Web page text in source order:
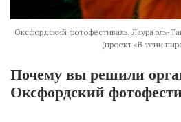
Оксфордский фотофестиваль. Лаура эль-
(проект «В тени
Почему вы решили
Оксфордский